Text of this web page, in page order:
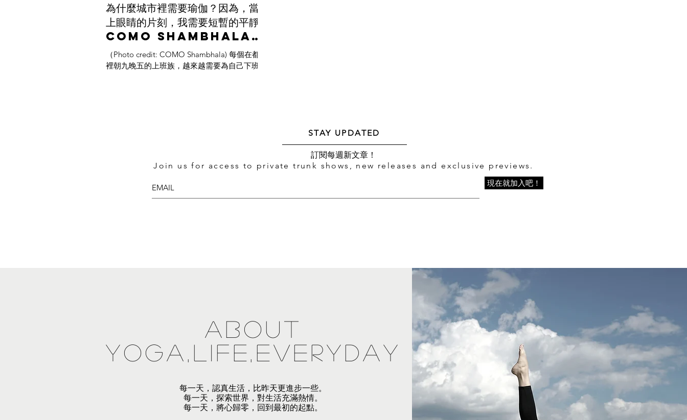
為什麼城市裡需要瑜伽？因為，當閉
上眼睛的片刻，我需要短暫的平靜-
COMO Shambhala
Urban Escape,
Singapore
（Photo credit: COMO Shambhala) 每個在都市
裡朝九晚五的上班族，越來越需要為自己下班後
STAY UPDATED
現在就加入吧！
​訂閱每週新文章！
Join us for access to private trunk shows, new releases and exclusive previews.
about
yoga,life,everyday
每一天，認真生活，比昨天更進步一些。
每一天，探索世界，對生活充滿熱情。
每一天，將心歸零，回到最初的起點。